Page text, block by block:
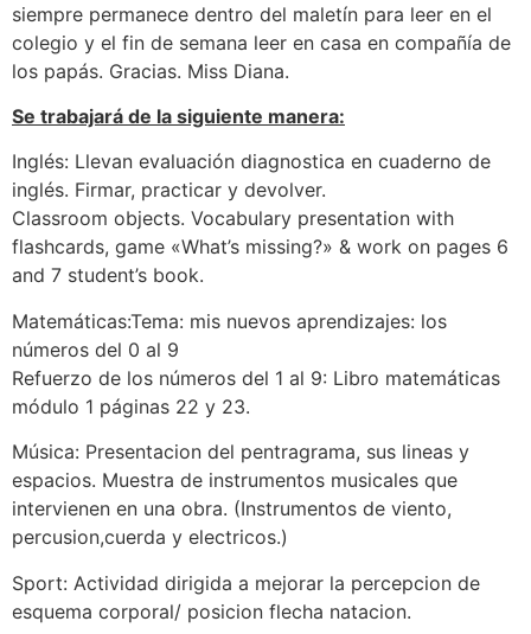
siempre permanece dentro del maletín para leer en el
colegio y el fin de semana leer en casa en compañía de
los papás. Gracias. Miss Diana.
Se trabajará de la siguiente manera:
Inglés: Llevan evaluación diagnostica en cuaderno de
inglés. Firmar, practicar y devolver.
Classroom objects. Vocabulary presentation with
flashcards, game «What’s missing?» & work on pages 6
and 7 student’s book.
Matemáticas:Tema: mis nuevos aprendizajes: los
números del 0 al 9
Refuerzo de los números del 1 al 9: Libro matemáticas
módulo 1 páginas 22 y 23.
Música: Presentacion del pentragrama, sus lineas y
espacios. Muestra de instrumentos musicales que
intervienen en una obra. (Instrumentos de viento,
percusion,cuerda y electricos.)
Sport: Actividad dirigida a mejorar la percepcion de
esquema corporal/ posicion flecha natacion.